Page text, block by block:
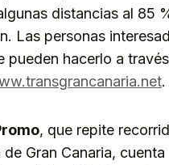
distancias al 85
Las personas
pueden hacerlo a
.
, que repite
de Gran Canaria,